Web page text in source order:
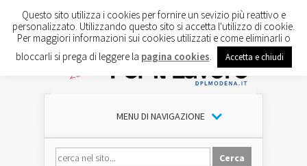
MENU DI NAVIGAZIONE
Questo sito utilizza i cookies per fornire un sevizio più reattivo e
personalizzato. Utilizzando questo sito si accetta l'utilizzo di cookie.
Per maggiori informazioni sui cookies utilizzati e come eliminarli o
bloccarli si prega di leggere la pagina cookies Accetta e chiudi